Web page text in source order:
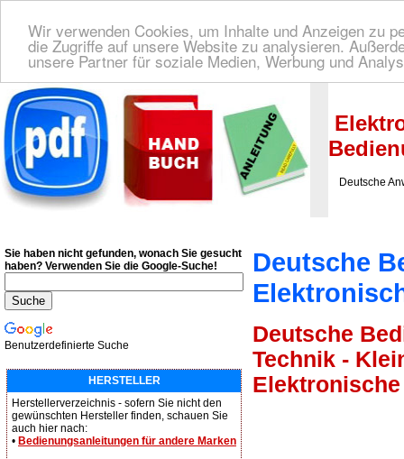
Wir verwenden Cookies, um Inhalte und Anzeigen zu
die Zugriffe auf unsere Website zu analysieren.
unsere Partner für soziale Medien, Werbung und
Deutsche Bedienungsanleitung Downloaden| Wir finden für Sie das deutsches
Deutsche
Deutsche
Deutsche
Technik -
Sie haben nicht gefunden, wonach Sie gesucht
haben? Verwenden Sie die Google-Suche!
Benutzerdefinierte Suche
HERSTELLER
Herstellerverzeichnis - sofern Sie nicht den
gewünschten Hersteller finden, schauen Sie
auch hier nach:
• Bedienungsanleitungen für andere Marken